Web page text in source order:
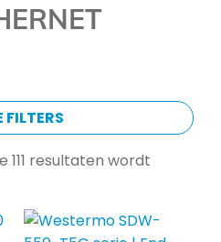
FILTERS
111 resultaten wordt